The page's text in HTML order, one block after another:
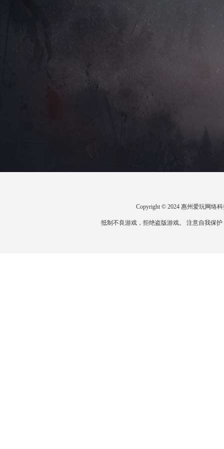
Copyright © 2024 惠州爱玩网络
抵制不良游戏，拒绝盗版游戏。 注意自我保